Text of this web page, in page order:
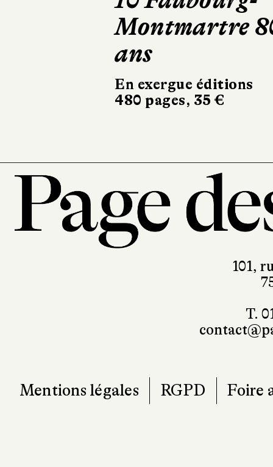
Montmartre
ans
En exergue éditions
480 pages, 35 €
fois
Robert Laffont
101,
T.
Mentions légales RGPD Foire